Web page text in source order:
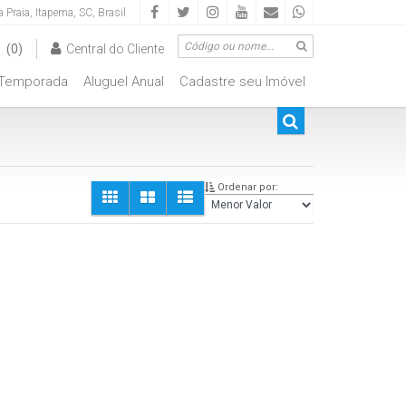
Praia, Itapema, SC, Brasil
Central do Cliente
(0)
Cadastre seu Imóvel
Aluguel Anual
Ordenar por: